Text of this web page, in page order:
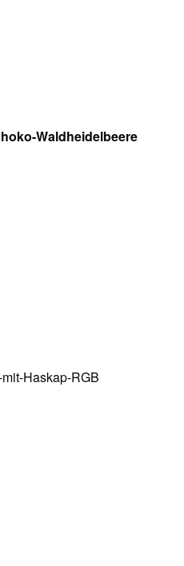
Waldheidelbeere